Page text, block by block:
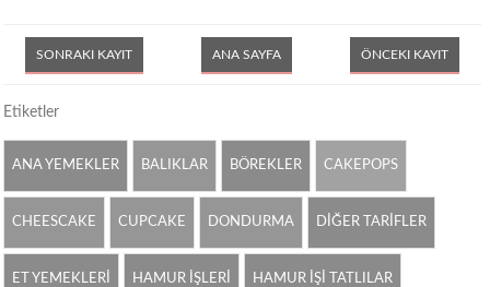
SONRAKI KAYIT ÖNCEKI KAYIT
ANA SAYFA
Etiketler
ANA YEMEKLER BALIKLAR BÖREKLER CAKEPOPS
CHEESCAKE CUPCAKE DONDURMA DİĞER TARİFLER
ET YEMEKLERİ HAMUR İŞLERİ HAMUR İŞİ TATLILAR